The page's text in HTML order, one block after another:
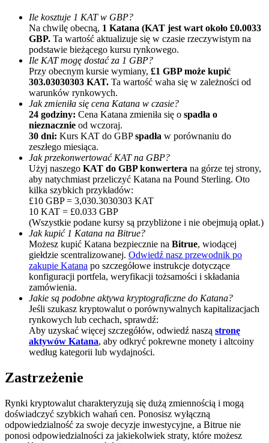
Aż do 65% prowizji!
Polecaj
Zaproś przyjaciela, aby otrzymać nagrody pieniężne
Deposit CASHCAT & Win
Deposit CASHCAT & Win
Share 500000 CASHCAT prize pool
Exclusive for BitMart Users
Register & Trade to Win 500,000 USDT
Ile kosztuje 1 KAT w GBP?
Na chwilę obecną, 1 Katana (KAT jest wart około £0.0033
GBP. Ta wartość aktualizuje się w czasie rzeczywistym na
podstawie bieżącego kursu rynkowego.
Ile KAT mogę dostać za 1 GBP?
Przy obecnym kursie wymiany, £1 GBP może kupić
303.03030303 KAT. Ta wartość waha się w zależności od
warunków rynkowych.
Jak zmieniła się cena Katana w czasie?
24 godziny: Cena Katana zmieniła się o spadła o
nieznacznie od wczoraj.
30 dni: Kurs KAT do GBPspadła w porównaniu do
zeszłego miesiąca.
Jak przekonwertować KAT na GBP?
Użyj naszego KAT do GBP konwertera na górze tej strony,
aby natychmiast przeliczyć Katana na Pound Sterling. Oto
kilka szybkich przykładów:
£10 GBP = 3,030.3030303 KAT
10 KAT = £0.033 GBP
(Wszystkie podane kursy są przybliżone i nie obejmują opłat.)
Jak kupić 1 Katana na Bitrue?
Możesz kupić Katana bezpiecznie na Bitrue, wiodącej
giełdzie scentralizowanej. Odwiedź nasz przewodnik po
zakupie Katana po szczegółowe instrukcje dotyczące
konfiguracji portfela, weryfikacji tożsamości i składania
zamówienia.
Jakie są podobne aktywa kryptograficzne do Katana?
Jeśli szukasz kryptowalut o porównywalnych kapitalizacjach
rynkowych lub cechach, sprawdź:
Aby uzyskać więcej szczegółów, odwiedź naszą stronę
aktywów Katana, aby odkryć pokrewne monety i altcoiny
według kategorii lub wydajności.
Zastrzeżenie
Rynki kryptowalut charakteryzują się dużą zmiennością i mogą
doświadczyć szybkich wahań cen. Ponosisz wyłączną
odpowiedzialność za swoje decyzje inwestycyjne, a Bitrue nie
ponosi odpowiedzialności za jakiekolwiek straty, które możesz